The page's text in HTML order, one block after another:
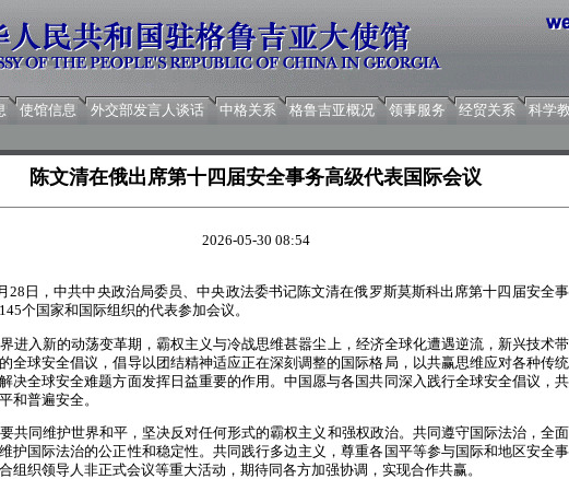
使馆信息 外交部发言人谈话 中格关系 格鲁吉亚概况 领事服务 经贸关系 科学
陈文清在俄出席第十四届安全事务高级代表国际会议
2026-05-30 08:54
28日，中共中央政治局委员、中央政法委书记陈文清在俄罗斯莫斯科出席第十四届安全
个国家和国际组织的代表参加会议。
进入新的动荡变革期，霸权主义与冷战思维甚嚣尘上，经济全球化遭遇逆流，新兴技术
全球安全倡议，倡导以团结精神适应正在深刻调整的国际格局，以共赢思维应对各种传
决全球安全难题方面发挥日益重要的作用。中国愿与各国共同深入践行全球安全倡议，
和普遍安全。
共同维护世界和平，坚决反对任何形式的霸权主义和强权政治。共同遵守国际法治，全
护国际法治的公正性和稳定性。共同践行多边主义，尊重各国平等参与国际和地区安全
组织领导人非正式会议等重大活动，期待同各方加强协调，实现合作共赢。